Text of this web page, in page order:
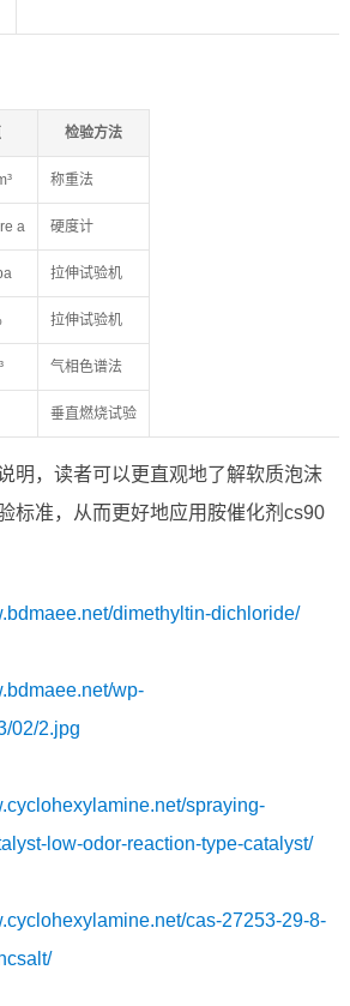
检验方法
称重法
a 硬度计
拉伸试验机
拉伸试验机
气相色谱法
垂直燃烧试验
明，读者可以更直观地了解软质泡沫
标准，从而更好地应用胺催化剂cs90
dimethyltin-dichloride/
wp-
02/2.jpg
spraying-
low-odor-reaction-type-catalyst/
cas-27253-29-8-